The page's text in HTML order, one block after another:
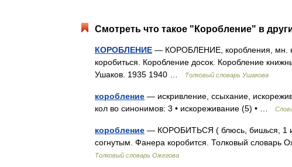
Смотреть что такое "Коробление" в
КОРОБЛЕНИЕ — КОРОБЛЕНИЕ, коробления, мн.
коробиться. Коробление досок. Коробление
Ушаков. 1935 1940 …
Толковый словарь Ушакова
коробление — искривление, ссыхание,
кол во синонимов: 3 • искореживание (5) • …
коробление — КОРОБИТЬСЯ ( блюсь, бишься, 1 и
согнутым. Фанера коробится. Толковый
Толковый словарь Ожегова